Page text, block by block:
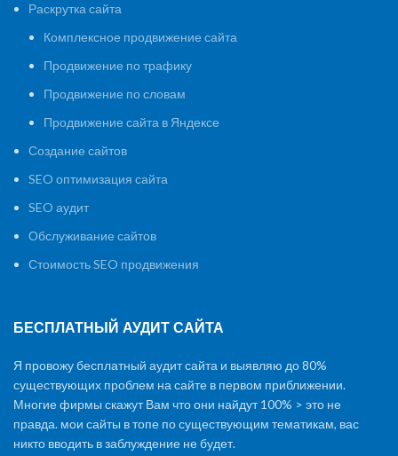
Раскрутка сайта
Комплексное продвижение сайта
Продвижение по трафику
Продвижение по словам
Продвижение сайта в Яндексе
Создание сайтов
SEO оптимизация сайта
SEO аудит
Обслуживание сайтов
Стоимость SEO продвижения
БЕСПЛАТНЫЙ АУДИТ САЙТА
Я провожу бесплатный аудит сайта и выявляю до 80%
существующих проблем на сайте в первом приближении.
Многие фирмы скажут Вам что они найдут 100% > это не
правда. мои сайты в топе по существующим тематикам, вас
никто вводить в заблуждение не будет.